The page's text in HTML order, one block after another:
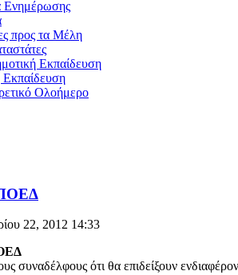
Ενημέρωσης
προς τα Μέλη
Εκπαίδευση
Εκπαίδευση
Ολοήμερο
ΠΟΕΔ
22, 2012 14:33
συναδέλφους ότι θα επιδείξουν